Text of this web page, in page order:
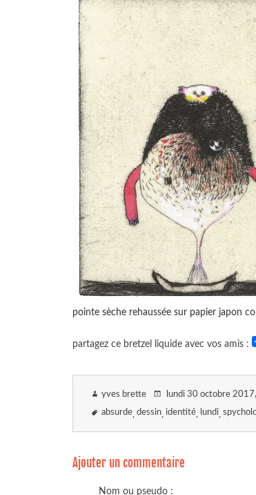
pointe sèche rehaussée sur papier japon
partagez ce bretzel liquide avec vos amis :
yves brette lundi 30 octobre 2017
absurde dessin identité lundi
Ajouter un commentaire
Nom ou pseudo :